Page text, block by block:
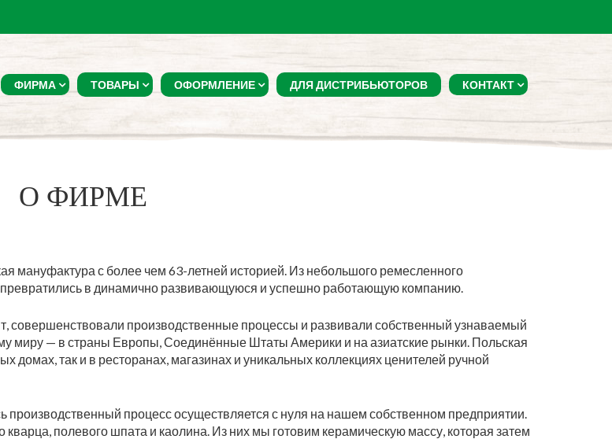
ФИРМА ТОВАРЫ ОФОРМЛЕНИЕ ДЛЯ ДИСТРИБЬЮТОРОВ КОНТАКТ
О ФИРМЕ
мануфактура с более чем 63-летней историей. Из небольшого ремесленного
превратились в динамично развивающуюся и успешно работающую компанию.
совершенствовали производственные процессы и развивали собственный узнаваемый
миру — в страны Европы, Соединённые Штаты Америки и на азиатские рынки. Польская
домах, так и в ресторанах, магазинах и уникальных коллекциях ценителей ручной
процесс осуществляется с нуля на нашем собственном предприятии.
полевого шпата и каолина. Из них мы готовим керамическую массу, которая затем